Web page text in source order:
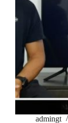
admingt